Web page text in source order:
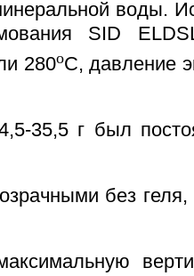
воды.
SID
280oС, давление
35,5 г был
без геля,